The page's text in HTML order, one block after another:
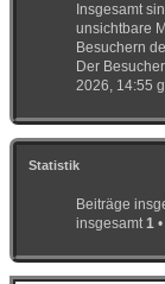
Insgesamt
unsichtbare
Besuchern
Der
2026, 14:55
Statistik
Beiträge
insgesamt 1